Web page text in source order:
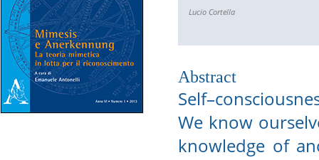
Lucio Cortella
Abstract
We know
knowledge of